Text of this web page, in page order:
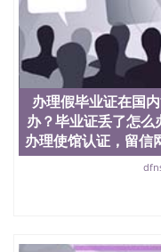
办理假毕业证在国
办？毕业证丢了怎
办理使馆认证，留信